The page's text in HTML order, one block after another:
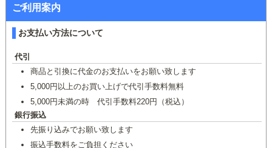
ご利用案内
お支払い方法について
代引
商品と引換に代金のお支払いをお願い致します
5,000円以上のお買い上げで代引手数料無料
5,000円未満の時 代引手数料220円（税込）
銀行振込
先振り込みでお願い致します
振込手数料をご負担ください